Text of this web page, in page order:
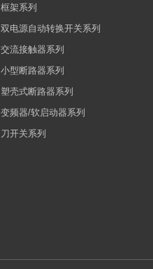
框架系列
双电源自动转换开关系列
交流接触器系列
小型断路器系列
塑壳式断路器系列
变频器/软启动器系列
刀开关系列